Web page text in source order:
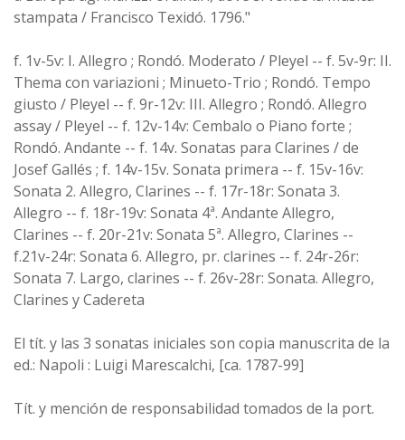
stampata / Francisco Texidó. 1796."
f. 1v-5v: I. Allegro ; Rondó. Moderato / Pleyel -- f. 5v-9r: II.
Thema con variazioni ; Minueto-Trio ; Rondó. Tempo
giusto / Pleyel -- f. 9r-12v: III. Allegro ; Rondó. Allegro
assay / Pleyel -- f. 12v-14v: Cembalo o Piano forte ;
Rondó. Andante -- f. 14v. Sonatas para Clarines / de
Josef Gallés ; f. 14v-15v. Sonata primera -- f. 15v-16v:
Sonata 2. Allegro, Clarines -- f. 17r-18r: Sonata 3.
Allegro -- f. 18r-19v: Sonata 4ª. Andante Allegro,
Clarines -- f. 20r-21v: Sonata 5ª. Allegro, Clarines --
f.21v-24r: Sonata 6. Allegro, pr. clarines -- f. 24r-26r:
Sonata 7. Largo, clarines -- f. 26v-28r: Sonata. Allegro,
Clarines y Cadereta
El tít. y las 3 sonatas iniciales son copia manuscrita de la
ed.: Napoli : Luigi Marescalchi, [ca. 1787-99]
Tít. y mención de responsabilidad tomados de la port.